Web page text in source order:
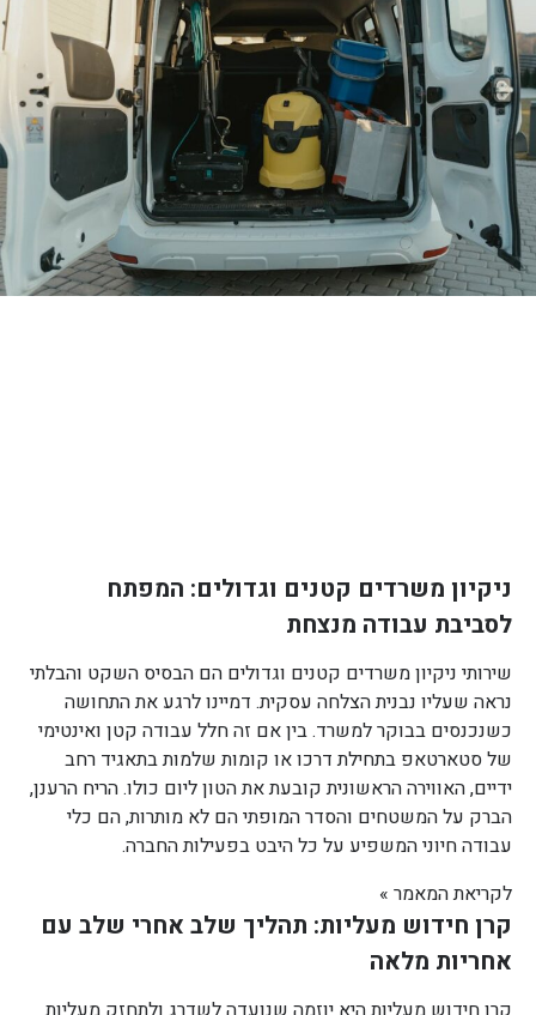
ניקיון משרדים קטנים וגדולים: המפתח
לסביבת עבודה מנצחת
שירותי ניקיון משרדים קטנים וגדולים הם הבסיס השקט והבלתי
נראה שעליו נבנית הצלחה עסקית. דמיינו לרגע את התחושה
כשנכנסים בבוקר למשרד. בין אם זה חלל עבודה קטן ואינטימי
של סטארטאפ בתחילת דרכו או קומות שלמות בתאגיד רחב
ידיים, האווירה הראשונית קובעת את הטון ליום כולו. הריח הרענן,
הברק על המשטחים והסדר המופתי הם לא מותרות, הם כלי
עבודה חיוני המשפיע על כל היבט בפעילות החברה.
לקריאת המאמר »
קרן חידוש מעליות: תהליך שלב אחרי שלב עם
אחריות מלאה